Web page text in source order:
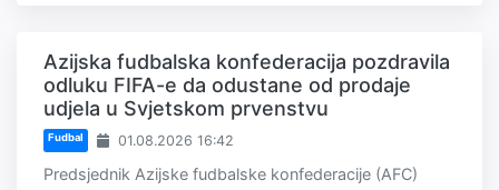
Azijska fudbalska konfederacija pozdravila
odluku FIFA-e da odustane od prodaje
udjela u Svjetskom prvenstvu
Fudbal 01.08.2026 16:42
Predsjednik Azijske fudbalske konfederacije (AFC)